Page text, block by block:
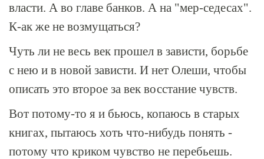
власти. А во главе банков. А на "мер-седесах".
К-ак же не возмущаться?
Чуть ли не весь век прошел в зависти, борьбе
с нею и в новой зависти. И нет Олеши, чтобы
описать это второе за век восстание чувств.
Вот потому-то я и бьюсь, копаюсь в старых
книгах, пытаюсь хоть что-нибудь понять -
потому что криком чувство не перебьешь.